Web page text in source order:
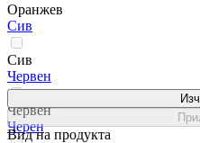
Оранжев
Сив
Сив
Червен
Червен
Черен
Вид на продукта